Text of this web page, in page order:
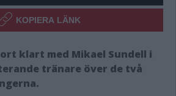
KOPIERA LÄNK
klart med Mikael Sundell i
tränare över de två